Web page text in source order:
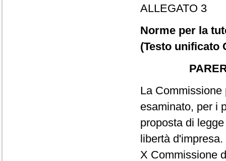
ALLEGATO 3
Norme per la
(Testo unificato
La
esaminato, per i
proposta di
libertà
X Commissione